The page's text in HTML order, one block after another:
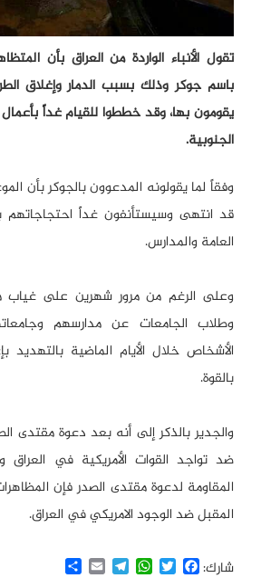
تقول الأنباء الواردة من العراق بأن
باسم جوكر وذلك بسبب الدمار وإغلاق
يقومون بها، وقد خططوا للقيام غداً
الجنوبية.
وفقاً لما يقولونه المدعوون بالجوكر بأن
قد انتهى وسيستأنفون غداً احتجاجاتهم
العامة والمدارس.
وعلى الرغم من مرور شهرين على غياب
وطلاب الجامعات عن مدارسهم
الأشخاص خلال الأيام الماضية
بالقوة.
والجدير بالذكر إلى أنه بعد دعوة مقتدى
ضد تواجد القوات الأمريكية في
المقاومة لدعوة مقتدى الصدر فإن
المقبل ضد الوجود الامريكي في العراق.
شارك: Facebook
Twitter
WhatsApp
Telegram
Email
Share